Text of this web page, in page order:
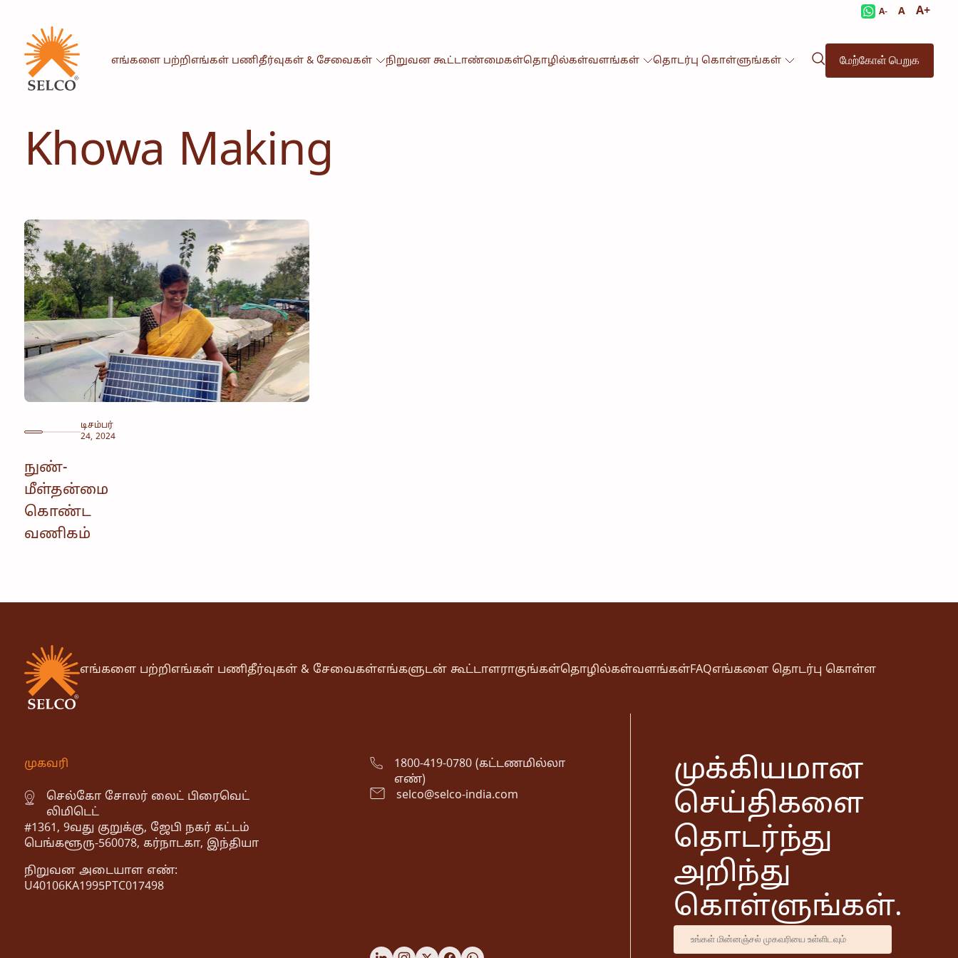
A- A A+
எங்களை பற்றிஎங்கள் பணிதீர்வுகள் & சேவைகள் நிறுவன கூட்டாண்மைகள்தொழில்கள்வளங்கள் தொடர்பு கொள்ளுங்கள் மேற்கோள் பெறுக
Khowa Making
டிசம்பர்
24, 2024
நுண்-
மீள்தன்மை
கொண்ட
வணிகம்
எங்களை பற்றிஎங்கள் பணிதீர்வுகள் & சேவைகள்எங்களுடன் கூட்டாளராகுங்கள்தொழில்கள்வளங்கள்FAQஎங்களை தொடர்பு கொள்ள
முகவரி
செல்கோ சோலர் லைட் பிரைவெட்
லிமிடெட்
#1361, 9வது குறுக்கு, ஜேபி நகர் கட்டம்
பெங்களூரு-560078, கர்நாடகா, இந்தியா
நிறுவன அடையாள எண்:
U40106KA1995PTC017498
1800-419-0780 (கட்டணமில்லா
எண்)
selco@selco-india.com
முக்கியமான
செய்திகளை
தொடர்ந்து
அறிந்து
கொள்ளுங்கள்.